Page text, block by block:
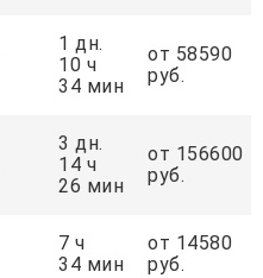
1 дн.
10 ч
34 мин
от 58590
руб.
3 дн.
14 ч
26 мин
от 156600
руб.
7 ч
34 мин
от 14580
руб.